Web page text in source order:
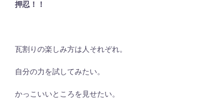
押忍！！
瓦割りの楽しみ方は人それぞれ。
自分の力を試してみたい。
かっこいいところを見せたい。